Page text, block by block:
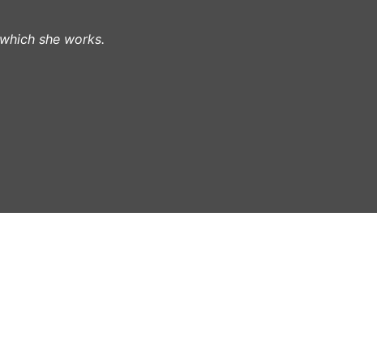
she works.